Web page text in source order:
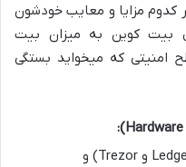
کدوم مزایا و معایب خودشون
بیت کوین به میزان بیت
امنیتی که میخواید بستگی
اینا شبیه فلش مموری هستن (مثل Ledger و Trezor) و